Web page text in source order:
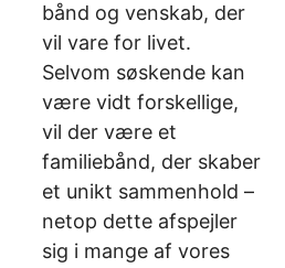
bånd og venskab, der
vil vare for livet.
Selvom søskende kan
være vidt forskellige,
vil der være et
familiebånd, der skaber
et unikt sammenhold –
netop dette afspejler
sig i mange af vores